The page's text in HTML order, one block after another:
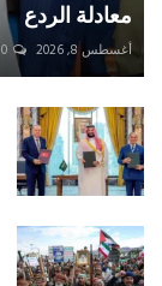
معادلة الردع
أغسطس 8, 2026 0